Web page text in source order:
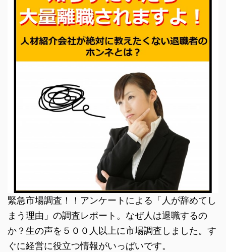
緊急市場調査！！アンケートによる「人が辞めてし
まう理由」の調査レポート。なぜ人は退職するの
か？生の声を５００人以上に市場調査しました。す
ぐに経営に役立つ情報がいっぱいです。